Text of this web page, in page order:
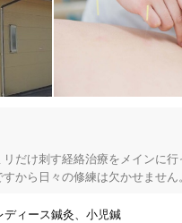
スあり
フ在籍
徴
対応
だけ刺す経絡治療をメインに行
から日々の修練は欠かせません
と思われる方がほとんどですが
ディース鍼灸
小児鍼